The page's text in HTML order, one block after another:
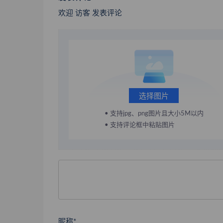
欢迎 访客 发表评论
选择图片
• 支持jpg、png图片且大小5M以内
• 支持评论框中粘贴图片